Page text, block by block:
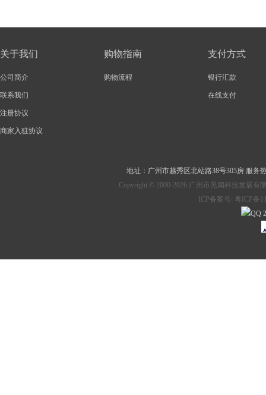
关于我们
公司简介
联系我们
注册协议
商家入驻协议
购物指南
购物流程
支付方式
银行汇款
在线支付
地址： 广州市越秀区北站路38号305房 服务
Copyright © 2000-2026 广州市见闻科技发展
ICP备案号: 粤ICP备